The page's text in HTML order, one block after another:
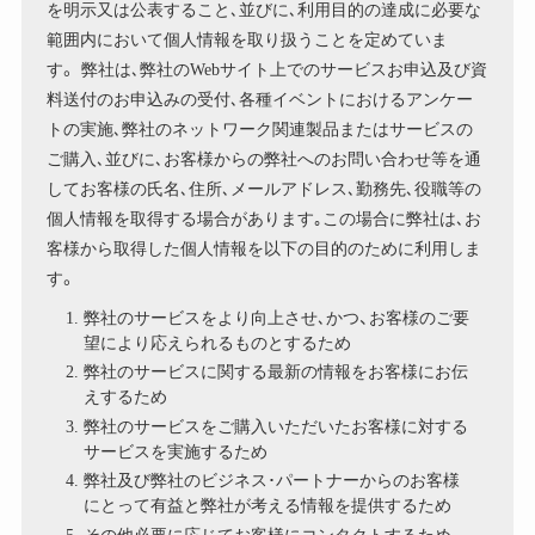
を明示又は公表すること､並びに､利用目的の達成に必要な
範囲内において個人情報を取り扱うことを定めていま
す。 弊社は､弊社のWebサイト上でのサービスお申込及び資
料送付のお申込みの受付､各種イベントにおけるアンケー
トの実施､弊社のネットワーク関連製品またはサービスの
ご購入､並びに､お客様からの弊社へのお問い合わせ等を通
してお客様の氏名､住所､メールアドレス､勤務先､役職等の
個人情報を取得する場合があります｡この場合に弊社は､お
客様から取得した個人情報を以下の目的のために利用しま
す。
弊社のサービスをより向上させ､かつ、お客様のご要
望により応えられるものとするため
弊社のサービスに関する最新の情報をお客様にお伝
えするため
弊社のサービスをご購入いただいたお客様に対する
サービスを実施するため
弊社及び弊社のビジネス･パートナーからのお客様
にとって有益と弊社が考える情報を提供するため